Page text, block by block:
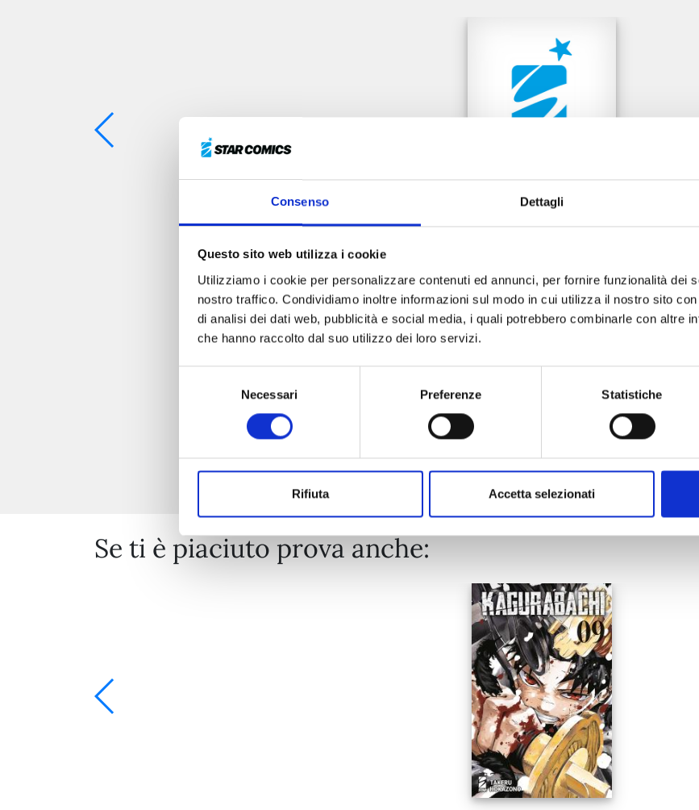
Consenso Dettagli
Questo sito web utilizza i cookie
Utilizziamo i cookie per personalizzare contenuti ed annunci, per fornire funzionalità dei
nostro traffico. Condividiamo inoltre informazioni sul modo in cui utilizza il nostro sito
di analisi dei dati web, pubblicità e social media, i quali potrebbero combinarle con altre
che hanno raccolto dal suo utilizzo dei loro servizi.
Necessari Preferenze Statistiche
Rifiuta Accetta selezionati
20/10/2026
Se ti è piaciuto prova anche: